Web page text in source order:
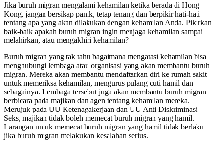
Jika buruh migran mengalami kehamilan ketika berada di Hong
Kong, jangan bersikap panik, tetap tenang dan berpikir hati-hati
tentang apa yang akan dilakukan dengan kehamilan Anda. Pikirkan
baik-baik apakah buruh migran ingin menjaga kehamilan sampai
melahirkan, atau mengakhiri kehamilan?
Buruh migran yang tak tahu bagaimana mengatasi kehamilan bisa
menghubungi lembaga atau organisasi yang akan membantu buruh
migran. Mereka akan membantu mendaftarkan diri ke rumah sakit
untuk memeriksa kehamilan, mengurus pulang cuti hamil dan
sebagainya. Lembaga tersebut juga akan membantu buruh migran
berbicara pada majikan dan agen tentang kehamilan mereka.
Merujuk pada UU Ketenagakerjaan dan UU Anti Diskriminasi
Seks, majikan tidak boleh memecat buruh migran yang hamil.
Larangan untuk memecat buruh migran yang hamil tidak berlaku
jika buruh migran melakukan kesalahan serius.